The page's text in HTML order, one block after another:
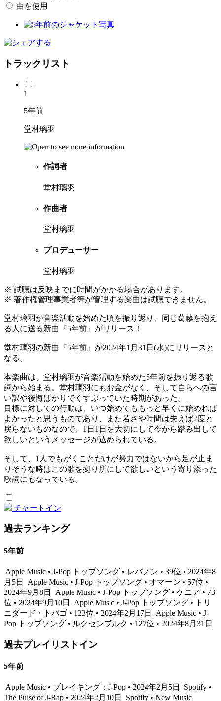
曲を使用
トラックリスト
1
5年前
堂村璃羽
作詞者
堂村璃羽
作曲者
堂村璃羽
プロデューサー
堂村璃羽
※ 試聴は反映までに時間がかかる場合があります。
※ 著作権管理事業者等が管理する楽曲は試聴できません。
堂村璃羽が音楽活動を始めた頃を振り返り、同じ葛藤を抱え
る人に送る新曲『5年前』がリリース！
堂村璃羽の新曲『5年前』が2024年1月31日(水)にリリースと
なる。
本楽曲は、堂村璃羽が音楽活動を始めた5年前を振り返る歌
詞から始まる。堂村璃羽にもお金がなく、そして自らへの言
い訳や後悔ばかりでくすぶっていた時期があった。
目標に対しての行動は、いつ始めてももっと早くに始めれば
よかったと思うものであり、また若さや時間は失えば2度と
戻らないものなので、1日1日を大切にして今から踏み出して
欲しいというメッセージが込められている。
そして、1人でもがくことだけが努力ではないから足が止ま
りそうな時はこの歌を拠り所にして欲しいという寄り添った
歌詞にもなっている。
チャートイン
過去ランキング
5年前
Apple Music • J-Pop トップソング • レバノン • 39位 • 2024年8
月5日
Apple Music • J-Pop トップソング • オマーン • 57位 •
2024年9月8日
Apple Music • J-Pop トップソング • ケニア • 73
位 • 2024年9月10日
Apple Music • J-Pop トップソング • トリ
ニダード・トバゴ • 123位 • 2024年2月17日
Apple Music • J-
Pop トップソング • ルクセンブルク • 127位 • 2024年8月31日
過去プレイリストイン
5年前
Apple Music • ブレイキング：J-Pop • 2024年2月5日
Spotify •
The Pulse of J-Rap • 2024年2月10日
Spotify • New Music